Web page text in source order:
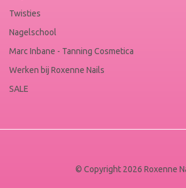
Twisties
Nagelschool
Marc Inbane - Tanning Cosmetica
Werken bij Roxenne Nails
SALE
© Copyright 2026 Roxenne